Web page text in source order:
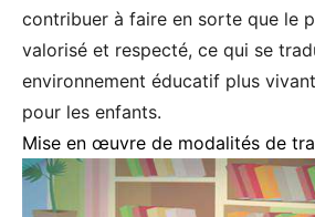
contribuer à faire en sorte que le
valorisé et respecté, ce qui se
environnement éducatif plus
pour les enfants.
Mise en œuvre de modalités de